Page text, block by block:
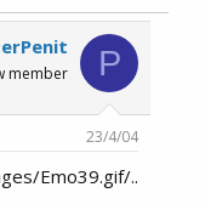
P
member
23/4/04
../images/Emo39.gif